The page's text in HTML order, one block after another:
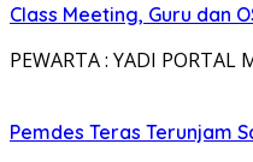
Class Meeting, Guru dan
PEWARTA : YADI
Pemdes Teras Terunjam